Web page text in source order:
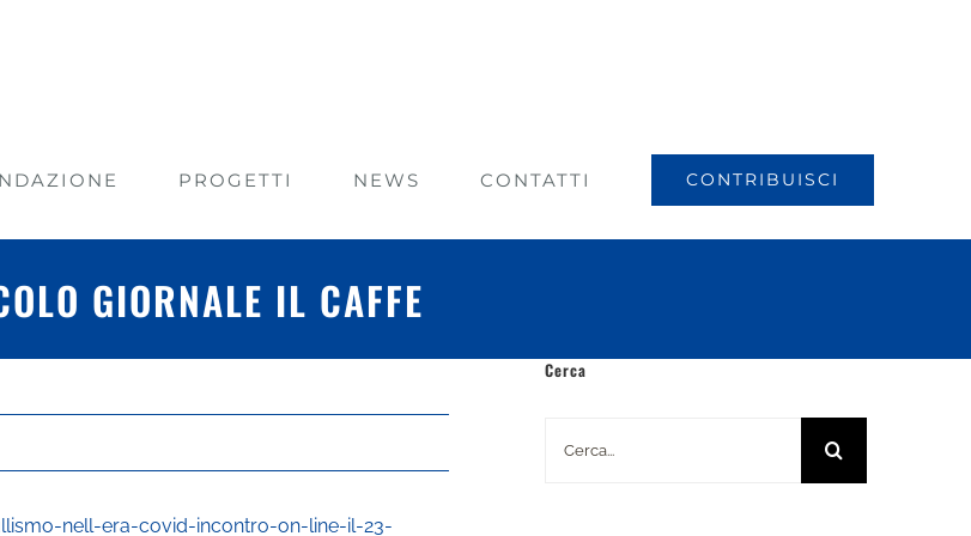
PROGETTI NEWS CONTATTI CONTRIBUISCI
GIORNALE IL CAFFE
nell-era-covid-incontro-on-line-il-23-
Cerca